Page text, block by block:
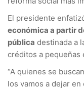
El presidente
económica a partir
pública destinada a
créditos a pequeñas
“A quienes se
los vamos a dejar en